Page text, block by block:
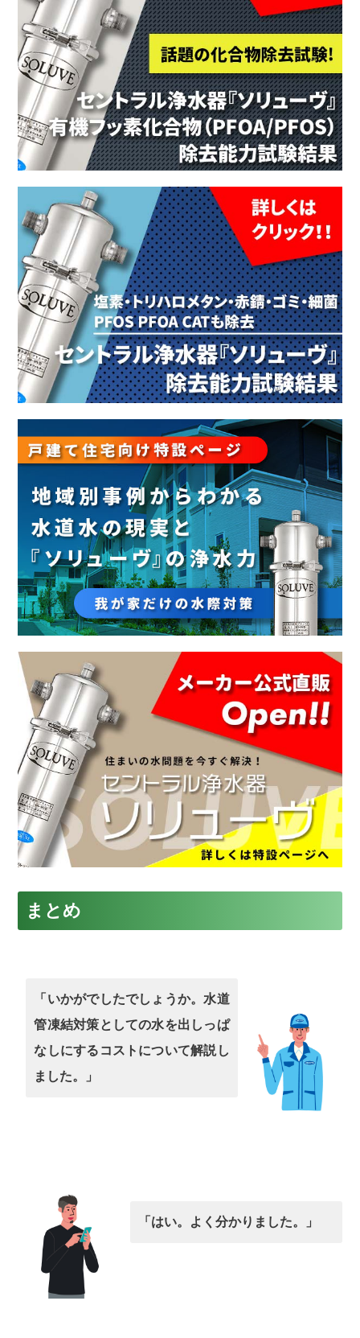
まとめ
「いかがでしたでしょうか。水道
管凍結対策としての水を出しっぱ
なしにするコストについて解説し
ました。」
「はい。よく分かりました。」